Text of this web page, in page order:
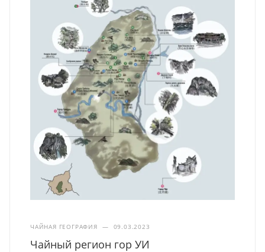
ЧАЙНАЯ ГЕОГРАФИЯ — 09.03.2023
Чайный регион гор УИ